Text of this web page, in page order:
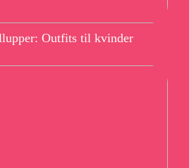
Outfits til kvinder